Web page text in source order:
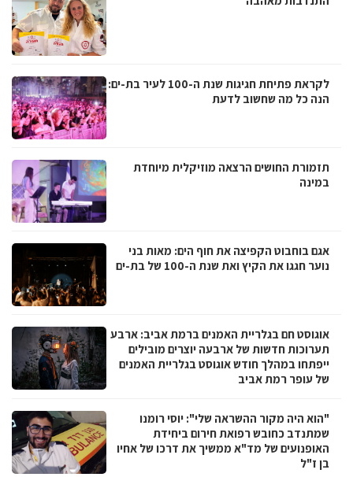
לקראת פתיחת חגיגות שנת ה-100 לעיר בת-ים:
הנה כל מה שחשוב לדעת
תזמורת החושים הרצאה מוזיקלית מיוחדת
במינה
אגם בוחבוט הקפיצה את חוף הים: מאות בני
נוער חגגו את הקיץ ואת שנת ה-100 של בת-ים
אוגוסט חם בגלריית האמנים ברמת אביב: ארבע
תערוכות חדשות של ארבעה יוצרים מובילים
ייפתחו במהלך חודש אוגוסט בגלריית האמנים
של עופר רמת אביב
"הוא היה מקור ההשראה שלי": יוסי רומנו
שמתנדב כחובש רפואת חירום ביחידת
האופנועים של מד"א ממשיך את דרכו של אחיו
בן ז"ל